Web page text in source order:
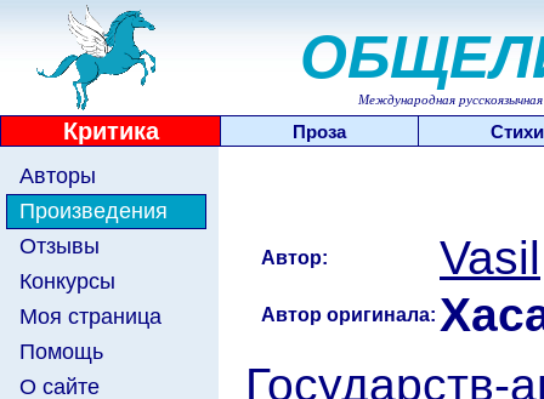
Международная
Критика Проза Стихи
Авторы
Произведения
Отзывы
Конкурсы
Моя страница
Помощь
О сайте
Автор: Vasil
Автор оригинала:
Государств-